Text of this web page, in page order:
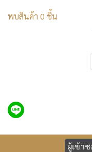
พบสินค้า 0 ชิ้น
ผู้เข้า